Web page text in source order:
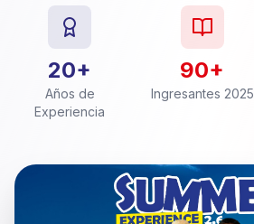
20+
Años de
Experiencia
90+
Ingresantes 2025